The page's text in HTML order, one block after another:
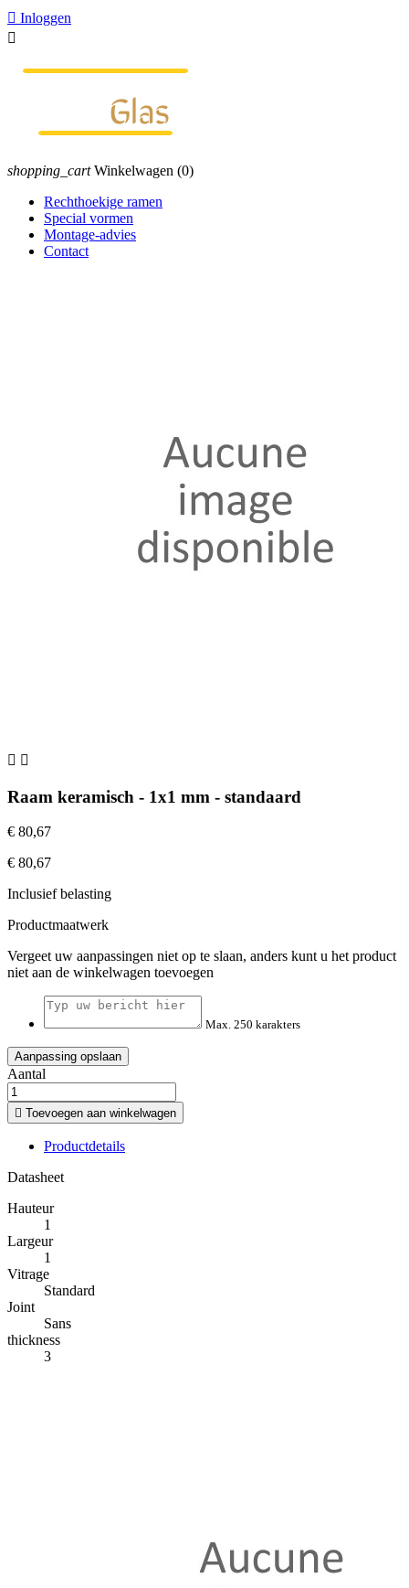
 Inloggen

shopping_cart Winkelwagen (0)
Rechthoekige ramen
Special vormen
Montage-advies
Contact
 
Raam keramisch - 1x1 mm - standaard
€ 80,67
€ 80,67
Inclusief belasting
Productmaatwerk
Vergeet uw aanpassingen niet op te slaan, anders kunt u het product
niet aan de winkelwagen toevoegen
Max. 250 karakters
Aanpassing opslaan
Aantal
 Toevoegen aan winkelwagen
Productdetails
Datasheet
Hauteur
1
Largeur
1
Vitrage
Standard
Joint
Sans
thickness
3